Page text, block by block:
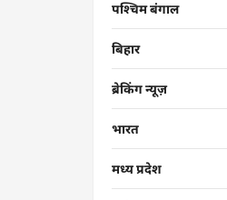
पश्चिम बंगाल
बिहार
ब्रेकिंग न्यूज़
भारत
मध्य प्रदेश